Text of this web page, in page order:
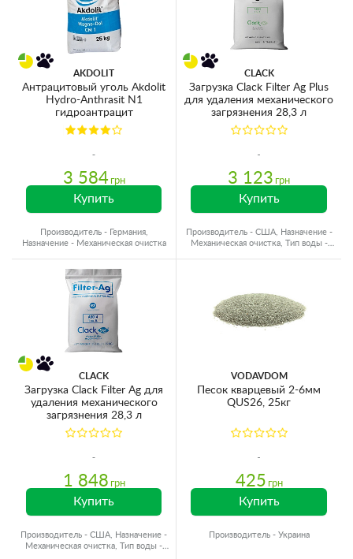
AKDOLIT
Антрацитовый уголь Akdolit
Hydro-Anthrasit N1
гидроантрацит
3 584 грн
Купить
Производитель - Германия,
Назначение - Механическая очистка
CLACK
Загрузка Clack Filter Ag Plus
для удаления механического
загрязнения 28,3 л
3 123 грн
Купить
Производитель - США, Назначение -
Механическая очистка, Тип воды -
CLACK
Загрузка Clack Filter Ag для
удаления механического
загрязнения 28,3 л
1 848 грн
Купить
Производитель - США, Назначение -
Механическая очистка, Тип воды -
VODAVDOM
Песок кварцевый 2-6мм
QUS26, 25кг
425 грн
Купить
Производитель - Украина